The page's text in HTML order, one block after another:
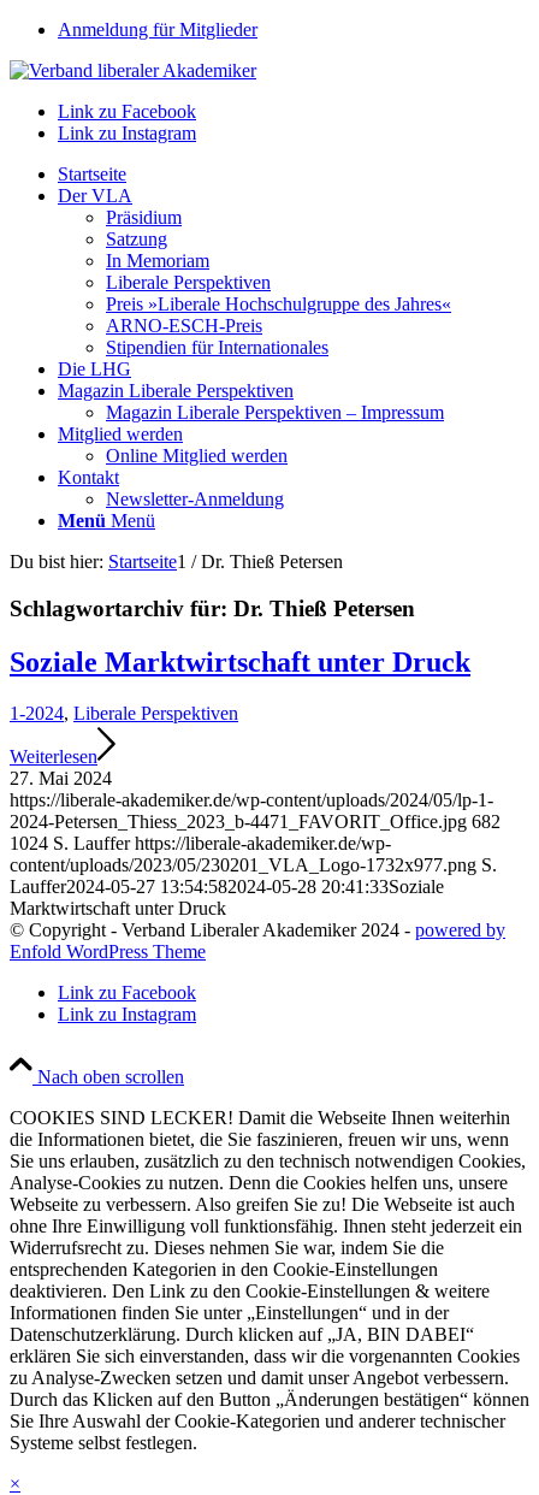
Anmeldung für Mitglieder
Link zu Facebook
Link zu Instagram
Startseite
Der VLA
Präsidium
Satzung
In Memoriam
Liberale Perspektiven
Preis »Liberale Hochschulgruppe des Jahres«
ARNO-ESCH-Preis
Stipendien für Internationales
Die LHG
Magazin Liberale Perspektiven
Magazin Liberale Perspektiven – Impressum
Mitglied werden
Online Mitglied werden
Kontakt
Newsletter-Anmeldung
Menü Menü
Du bist hier: Startseite1 / Dr. Thieß Petersen
Schlagwortarchiv für: Dr. Thieß Petersen
Soziale Marktwirtschaft unter Druck
1-2024, Liberale Perspektiven
Weiterlesen
27. Mai 2024
https://liberale-akademiker.de/wp-content/uploads/2024/05/lp-1-
2024-Petersen_Thiess_2023_b-4471_FAVORIT_Office.jpg 682
1024 S. Lauffer https://liberale-akademiker.de/wp-
content/uploads/2023/05/230201_VLA_Logo-1732x977.png S.
Lauffer2024-05-27 13:54:582024-05-28 20:41:33Soziale
Marktwirtschaft unter Druck
© Copyright - Verband Liberaler Akademiker 2024 - powered by
Enfold WordPress Theme
Link zu Facebook
Link zu Instagram
Nach oben scrollen
COOKIES SIND LECKER! Damit die Webseite Ihnen weiterhin
die Informationen bietet, die Sie faszinieren, freuen wir uns, wenn
Sie uns erlauben, zusätzlich zu den technisch notwendigen Cookies,
Analyse-Cookies zu nutzen. Denn die Cookies helfen uns, unsere
Webseite zu verbessern. Also greifen Sie zu! Die Webseite ist auch
ohne Ihre Einwilligung voll funktionsfähig. Ihnen steht jederzeit ein
Widerrufsrecht zu. Dieses nehmen Sie war, indem Sie die
entsprechenden Kategorien in den Cookie-Einstellungen
deaktivieren. Den Link zu den Cookie-Einstellungen & weitere
Informationen finden Sie unter „Einstellungen“ und in der
Datenschutzerklärung. Durch klicken auf „JA, BIN DABEI“
erklären Sie sich einverstanden, dass wir die vorgenannten Cookies
zu Analyse-Zwecken setzen und damit unser Angebot verbessern.
Durch das Klicken auf den Button „Änderungen bestätigen“ können
Sie Ihre Auswahl der Cookie-Kategorien und anderer technischer
Systeme selbst festlegen.
×